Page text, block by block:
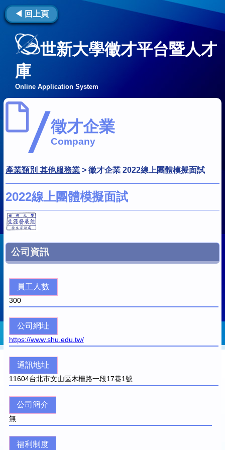
◀ 回上頁
世新大學徵才平台暨人才
庫
Online Application System
徵才企業
Company
產業類別 其他服務業 >徵才企業 2022線上團體模擬面試
2022線上團體模擬面試
公司資訊
員工人數
300
公司網址
https://www.shu.edu.tw/
通訊地址
11604台北市文山區木柵路一段17巷1號
公司簡介
無
福利制度